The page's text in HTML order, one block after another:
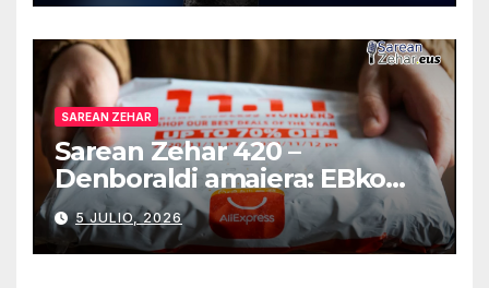
SAREAN ZEHAR
Sarean Zehar 420 –
Denboraldi amaiera: EBko
muga-zerga berriak
AliExpressi, AEBetako AAren
kontrola, Googleri behin
5 JULIO, 2026